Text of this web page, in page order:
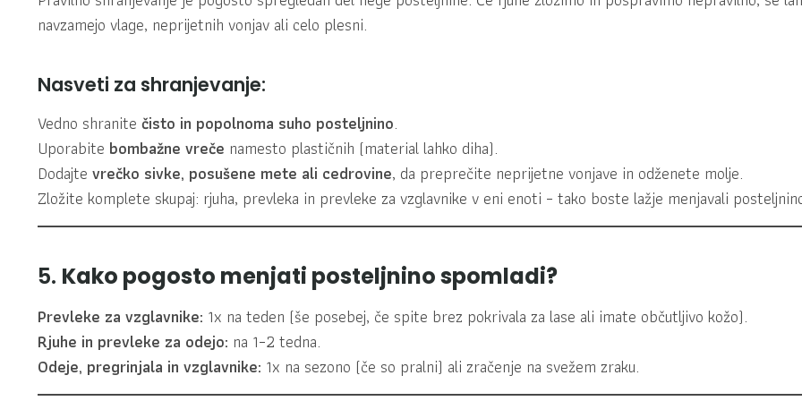
navzamejo vlage, neprijetnih vonjav ali celo plesni.
Nasveti za shranjevanje:
Vedno shranite čisto in popolnoma suho posteljnino.
Uporabite bombažne vreče namesto plastičnih (material lahko diha).
Dodajte vrečko sivke, posušene mete ali cedrovine, da preprečite neprijetne vonjave in odženete molje.
Zložite komplete skupaj: rjuha, prevleka in prevleke za vzglavnike v eni enoti – tako boste lažje menjavali
5. Kako pogosto menjati posteljnino spomladi?
Prevleke za vzglavnike: 1x na teden (še posebej, če spite brez pokrivala za lase ali imate občutljivo kožo).
Rjuhe in prevleke za odejo: na 1–2 tedna.
Odeje, pregrinjala in vzglavnike: 1x na sezono (če so pralni) ali zračenje na svežem zraku.